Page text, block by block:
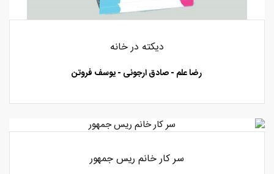
دیکته در خانه
رضا علم - صادق ارجونی - یوسف فروتن
سر کار خانم ریس جمهور